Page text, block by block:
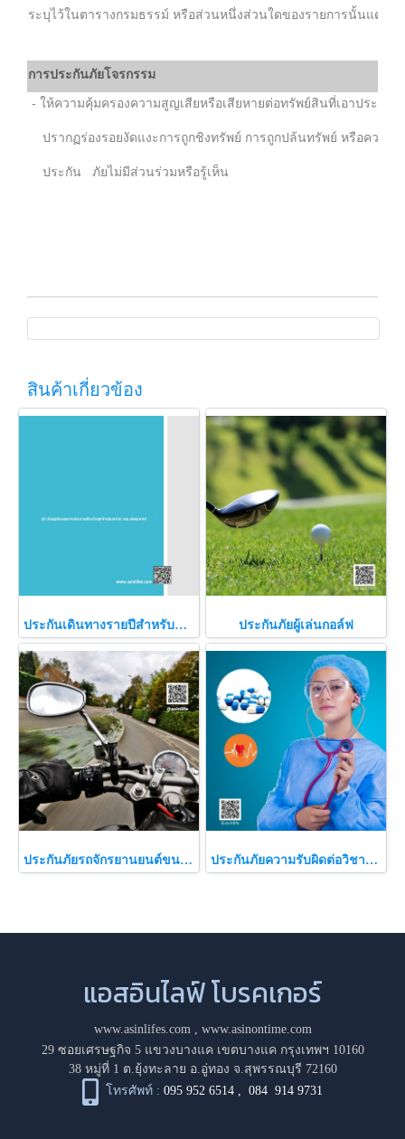
ระบุไว้ในตารางกรมธรรม์ หรือส่วนหนึ่งส่วนใดของรายการนั้นแตกไป
การประกันภัยโจรกรรม
- ให้ความคุ้มครองความสูญเสียหรือเสียหายต่อทรัพย์สินที่เอาประกัน
ปรากฏร่องรอยงัดแงะการถูกชิงทรัพย์ การถูกปล้นทรัพย์ หรือความ
ประกัน ภัยไม่มีส่วนร่วมหรือรู้เห็น
สินค้าเกี่ยวข้อง
ประกันเดินทางรายปีสำหรับธุรกิจนำเที่ยวและมัคคุเทศก์ ประกันภัยผู้เล่นกอล์ฟ
ประกันภัยรถจักรยานยนต์ขนาดใหญ่ ประกันภัยความรับผิดต่อวิชาชีพแพทย์ (Easy Doctor)
แอสอินไลฟ์ โบรคเกอร์
www.asinlifes.com
www.asinontime.com
29 ซอยเศรษฐกิจ 5 แขวงบางแค เขตบางแค กรุงเทพฯ 10160
38 หมู่ที่ 1 ต.ยุ้งทะลาย อ.อู่ทอง จ.สุพรรณบุรี 72160
โทรศัพท์ : 095 952 6514 ,084 914 9731